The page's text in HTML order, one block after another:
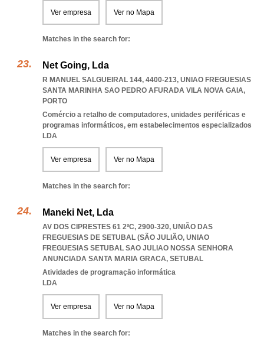
Ver empresa Ver no Mapa
Matches in the search for:
Net Going, Lda
R MANUEL SALGUEIRAL 144, 4400-213, UNIAO FREGUESIAS
SANTA MARINHA SAO PEDRO AFURADA VILA NOVA GAIA,
PORTO
Comércio a retalho de computadores, unidades periféricas e
programas informáticos, em estabelecimentos especializados
LDA
Ver empresa Ver no Mapa
Matches in the search for:
Maneki Net, Lda
AV DOS CIPRESTES 61 2ºC, 2900-320, UNIÃO DAS
FREGUESIAS DE SETUBAL (SÃO JULIÃO, UNIAO
FREGUESIAS SETUBAL SAO JULIAO NOSSA SENHORA
ANUNCIADA SANTA MARIA GRACA, SETUBAL
Atividades de programação informática
LDA
Ver empresa Ver no Mapa
Matches in the search for: